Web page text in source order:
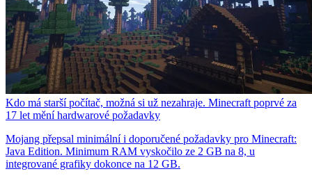
Kdo má starší počítač, možná si už nezahraje. Minecraft poprvé za
17 let mění hardwarové požadavky
Mojang přepsal minimální i doporučené požadavky pro Minecraft:
Java Edition. Minimum RAM vyskočilo ze 2 GB na 8, u
integrované grafiky dokonce na 12 GB.